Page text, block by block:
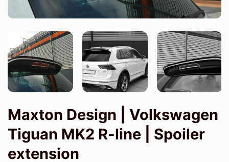
Maxton Design | Volkswagen
Tiguan MK2 R-line | Spoiler
extension